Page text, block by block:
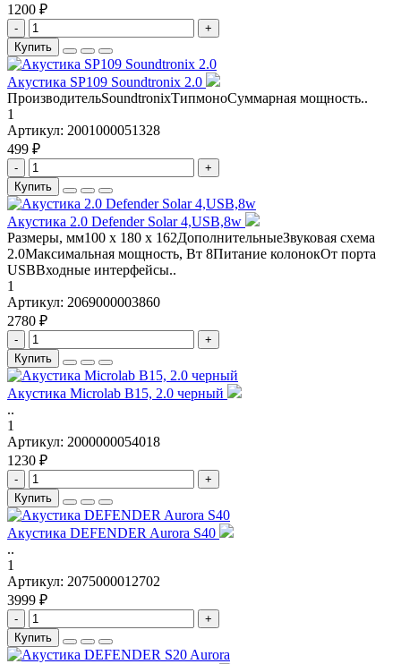
1200 ₽
-
+
Купить
Акустика SP109 Soundtronix 2.0
ПроизводительSoundtronixТипмоноСуммарная мощность..
1
Артикул: 2001000051328
499 ₽
-
+
Купить
Акустика 2.0 Defender Solar 4,USB,8w
Размеры, мм100 x 180 x 162ДополнительныеЗвуковая схема
2.0Максимальная мощность, Вт 8Питание колонокОт порта
USBВходные интерфейсы..
1
Артикул: 2069000003860
2780 ₽
-
+
Купить
Акустика Microlab B15, 2.0 черный
..
1
Артикул: 2000000054018
1230 ₽
-
+
Купить
Акустика DEFENDER Aurora S40
..
1
Артикул: 2075000012702
3999 ₽
-
+
Купить